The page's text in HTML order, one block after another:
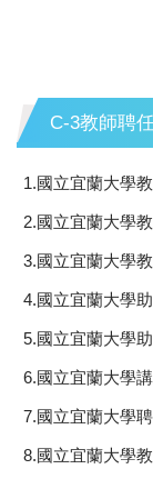
C-3教師聘
1.國立宜蘭大學
2.國立宜蘭大學
3.國立宜蘭大學
4.國立宜蘭大學
5.國立宜蘭大學
6.國立宜蘭大學
7.國立宜蘭大學
8.國立宜蘭大學